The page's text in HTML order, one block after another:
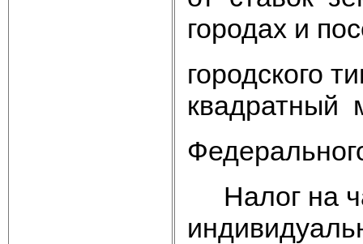
городах и
городского
квадратный
Налог на